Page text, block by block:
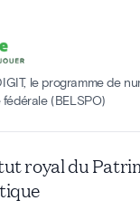
le programme de
(BELSPO)
royal du